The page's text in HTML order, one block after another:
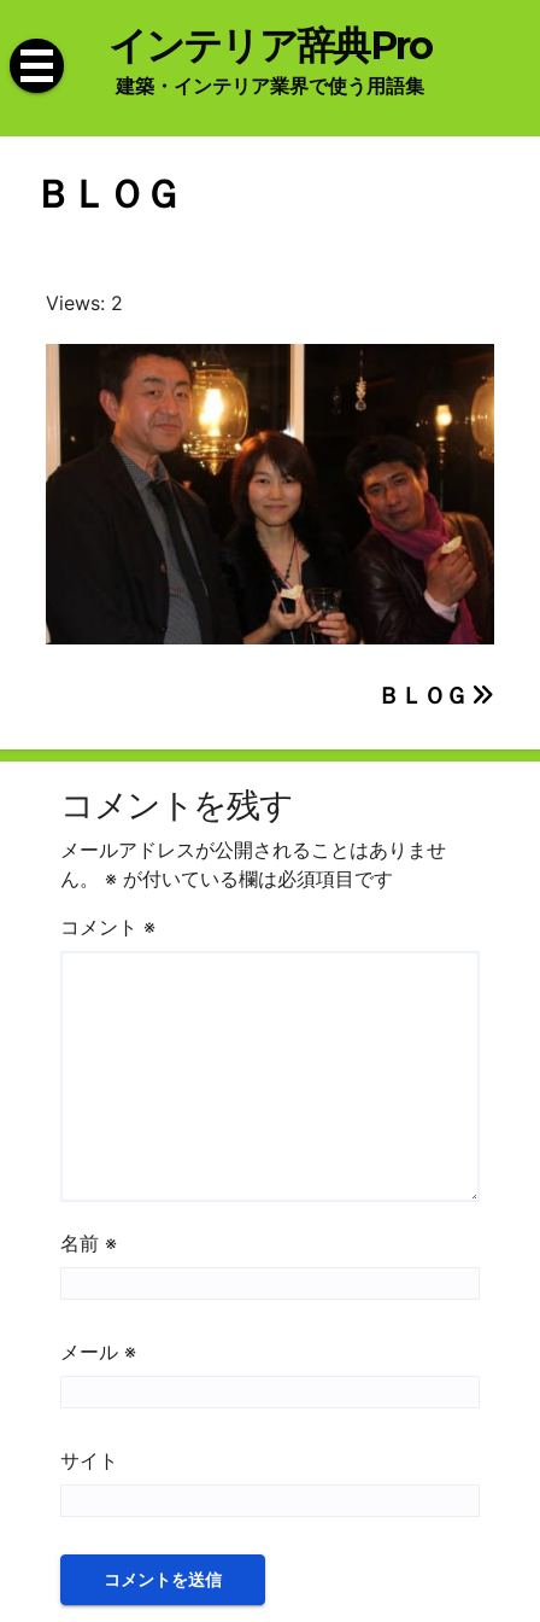
to
content
インテリア辞典Pro
建築・インテリア業界で使う用語集
ＢＬＯＧ
Views: 2
稿
ナ
ビ
ゲ
ー
ＢＬＯＧ
コメントを残す
メールアドレスが公開されることはありませ
ん。
※ が付いている欄は必須項目です
コメント ※
名前 ※
メール ※
サイト